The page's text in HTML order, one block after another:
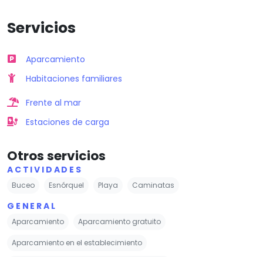
Servicios
Aparcamiento
Habitaciones familiares
Frente al mar
Estaciones de carga
Otros servicios
ACTIVIDADES
Buceo Esnórquel Playa Caminatas
GENERAL
Aparcamiento Aparcamiento gratuito
Aparcamiento en el establecimiento